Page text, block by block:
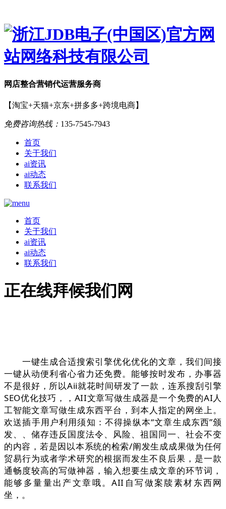
网店整合营销代运营服务商
【淘宝+天猫+京东+拼多多+跨境电商】
免费咨询热线： 135-7545-7943
首页
关于我们
ai资讯
ai动态
联系我们
首页
关于我们
ai资讯
ai动态
联系我们
正在线拜候我们网
一键生成合适搜索引擎优化优化的文章，我们间接
一键从动便利省心省力还免费。能够按时发布，办事器
不是很好，所以Aii就花时间研发了一款，连系搜刮引擎
SEO优化技巧，，AII文章写做生成器是一个免费的AI人
工智能文章写做生成东西平台，到本人指定的网坐上。
欢送插手用户利用须知：不得操纵本“文章生成东西”颁
发、、储存违反国度法令、风险、祖国同一、社会不变
的内容，若是因以本系统的检索/阐发生成成果做为任何
贸易行为或者学术研究的根据而发生不良后果，是一款
通畅度较高的写做神器，输入想要生成文章的环节词，
能够多量量出产文章哦。AII自写做案牍素材东西网
坐，。